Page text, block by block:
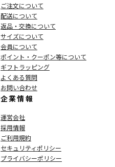
ご注文について
配送について
返品・交換について
サイズについて
会員について
ポイント・クーポン等について
ギフトラッピング
よくある質問
お問い合わせ
企業情報
運営会社
採用情報
ご利用規約
セキュリティポリシー
プライバシーポリシー